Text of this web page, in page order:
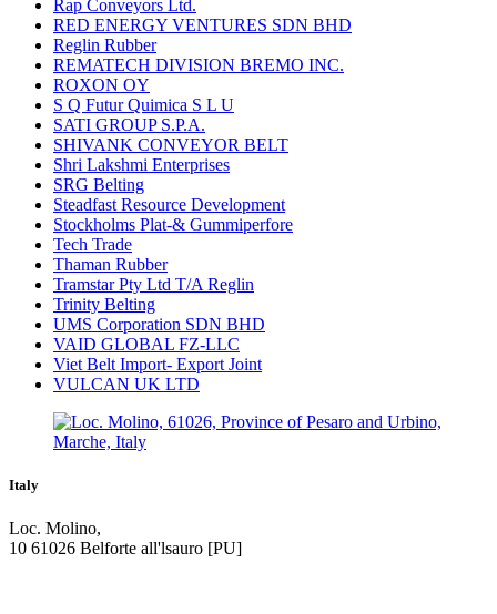
Rap Conveyors Ltd.
RED ENERGY VENTURES SDN BHD
Reglin Rubber
REMATECH DIVISION BREMO INC.
ROXON OY
S Q Futur Quimica S L U
SATI GROUP S.P.A.
SHIVANK CONVEYOR BELT
Shri Lakshmi Enterprises
SRG Belting
Steadfast Resource Development
Stockholms Plat-& Gummiperfore
Tech Trade
Thaman Rubber
Tramstar Pty Ltd T/A Reglin
Trinity Belting
UMS Corporation SDN BHD
VAID GLOBAL FZ-LLC
Viet Belt Import- Export Joint
VULCAN UK LTD
Italy
Loc. Molino,
10 61026 Belforte all'lsauro [PU]